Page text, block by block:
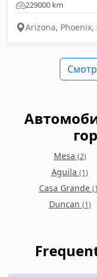
229000 km
Arizona, Phoenix,
Mesa (2)
Aguila (1)
Casa Grande
Duncan (1)